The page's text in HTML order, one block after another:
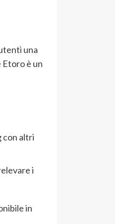
una
è un
con altri
i
in